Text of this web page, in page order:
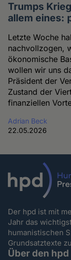
Trumps
allem eines:
Letzte Woche
nachvollzogen,
ökonomische
wollen wir uns
Präsident der
Zustand der
finanziellen
Adrian Beck
22.05.2026
Der hpd ist mit
Jahr das
humanistischen
Grundsatztexte
Über den hpd